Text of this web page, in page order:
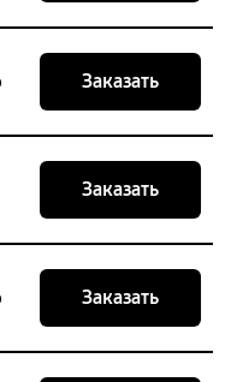
Заказать
Заказать
Заказать